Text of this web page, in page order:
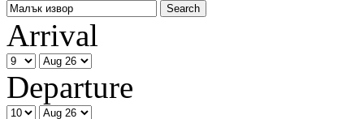
Arrival
Departure